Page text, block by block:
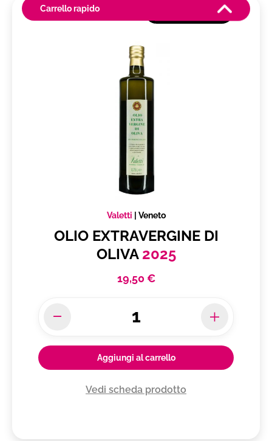
Valetti | Veneto
OLIO EXTRAVERGINE DI
OLIVA 2025
19,50 €
Aggiungi al carrello
Vedi scheda prodotto
Carrello rapido
Vuoi ricevere i tuoi prodotti in
Italia
Subtotale0,00 €